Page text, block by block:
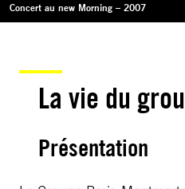
Concert au new Morning – 2007
La vie du
Présentation